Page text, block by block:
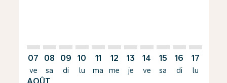
07
ve
08
sa
09
di
10
lu
11
ma
12
me
13
je
14
ve
15
sa
16
di
17
lu